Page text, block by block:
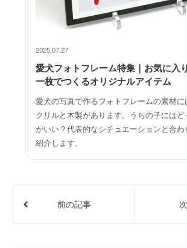
2025.07.27
愛犬フォトフレーム特集｜お気に入
一枚でつくるオリジナルアイテム
愛犬の写真で作るフォトフレームの素材に
クリルと木製があります。うちの子にはど
がいい？代表的なシチュエーションと合わ
紹介します。
前の記事